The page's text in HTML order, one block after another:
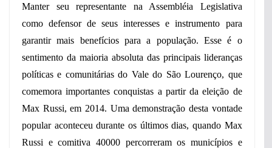
Manter seu representante na Assembléia Legislativa
como defensor de seus interesses e instrumento para
garantir mais benefícios para a população. Esse é o
sentimento da maioria absoluta das principais lideranças
políticas e comunitárias do Vale do São Lourenço, que
comemora importantes conquistas a partir da eleição de
Max Russi, em 2014. Uma demonstração desta vontade
popular aconteceu durante os últimos dias, quando Max
Russi e comitiva 40000 percorreram os municípios e